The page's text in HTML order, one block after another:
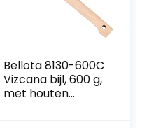
Bellota 8130-600C
Vizcana bijl, 600 g,
met houten